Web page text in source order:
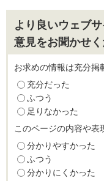
より良いウェブ
意見をお聞かせ
お求めの情報は充分掲
充分だった
ふつう
足りなかった
このページの内容や表
分かりやすかった
ふつう
分かりにくかった